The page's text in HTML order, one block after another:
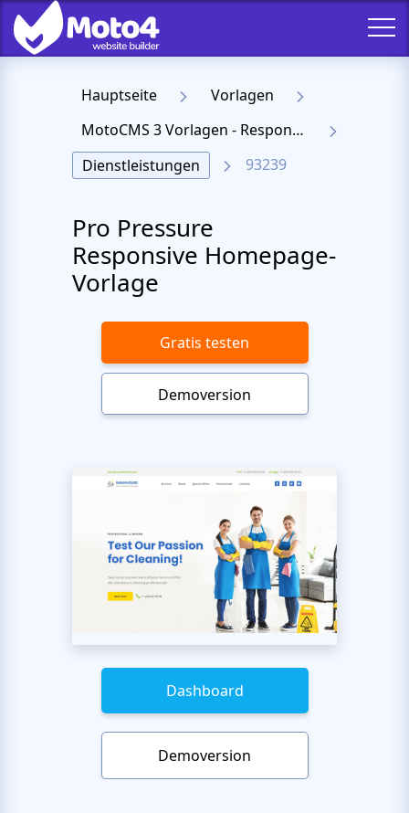
Hauptseite
Vorlagen
MotoCMS 3 Vorlagen - Responsive Templates für Website
Dienstleistungen
93239
Pro Pressure
Responsive Homepage-
Vorlage
Gratis testen
Demoversion
Dashboard
Demoversion